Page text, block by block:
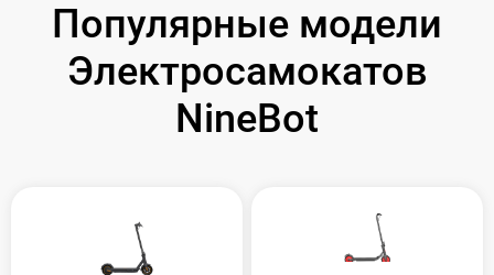
Популярные модели
Электросамокатов
NineBot